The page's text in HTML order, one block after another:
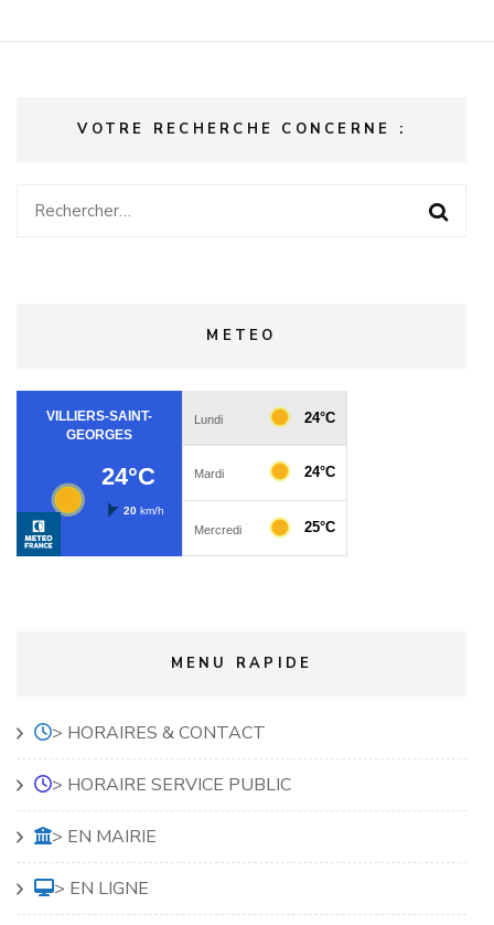
VOTRE RECHERCHE CONCERNE :
Rechercher :
METEO
MENU RAPIDE
> HORAIRES & CONTACT
> HORAIRE SERVICE PUBLIC
> EN MAIRIE
> EN LIGNE